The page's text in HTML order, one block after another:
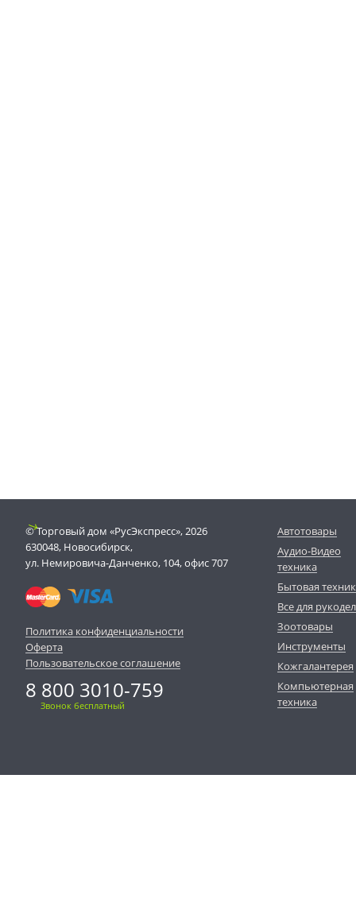
© Торговый дом «РусЭкспресс», 2026
630048, Новосибирск,
ул. Немировича-Данченко, 104, офис 707
Политика конфиденциальности
Оферта
Пользовательское соглашение
8 800 3010-759
Звонок бесплатный
Автотовары
Аудио-Видео
техника
Бытовая
Все для
Зоотовары
Инструменты
Кожгалантерея
Компьютерная
техника